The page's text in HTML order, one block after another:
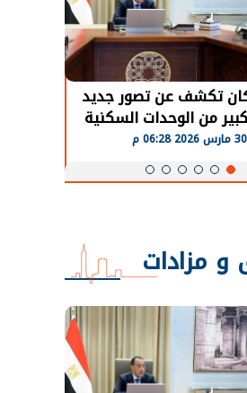
تكشف عن تصور جديد
من الوحدات السكنية
بنظام الإيجار
مزادات